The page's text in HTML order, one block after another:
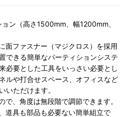
ン（高さ1500mm、幅1200mm、
面ファスナー（マジクロス）を採用
できる簡単なパーティションシステ
必要とした工具をいっさい必要とし
ルや打合せスペース、オフィスなど
いただけます。
、角度は無段階で調節できます。
道具も部品も必要ない簡単組立で